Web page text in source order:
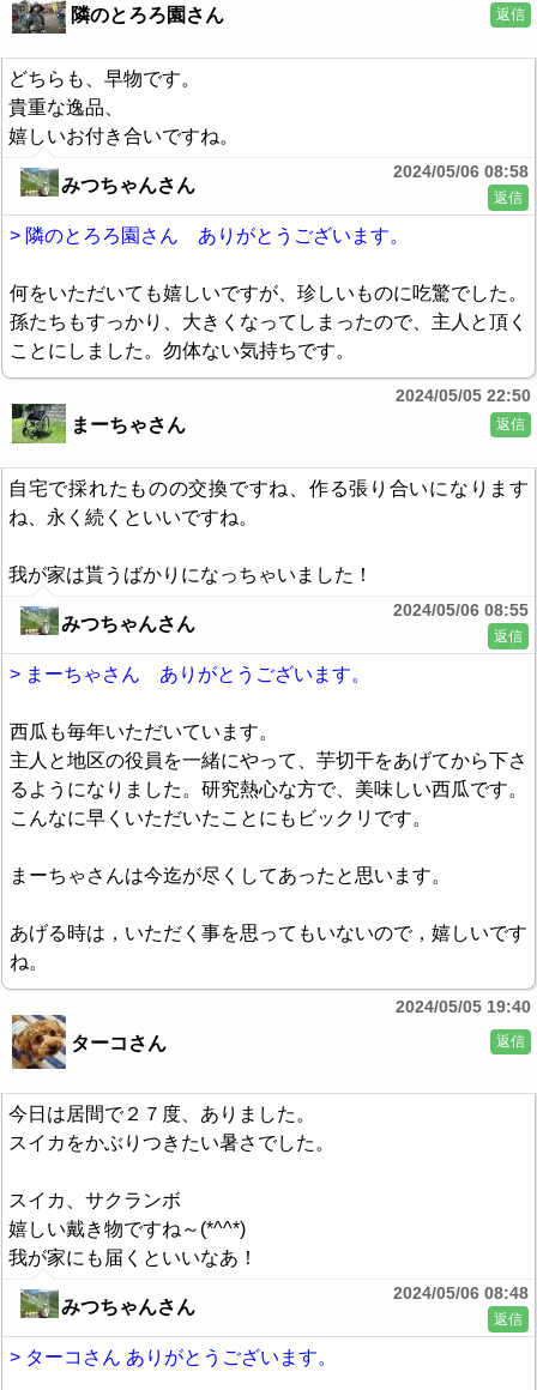
隣のとろろ園さん 返信
どちらも、早物です。
貴重な逸品、
嬉しいお付き合いですね。
みつちゃんさん
2024/05/06 08:58
返信
> 隣のとろろ園さん ありがとうございます。
何をいただいても嬉しいですが、珍しいものに吃驚でした。
孫たちもすっかり、大きくなってしまったので、主人と頂く
ことにしました。勿体ない気持ちです。
まーちゃさん
2024/05/05 22:50
返信
自宅で採れたものの交換ですね、作る張り合いになります
ね、永く続くといいですね。
我が家は貰うばかりになっちゃいました！
みつちゃんさん
2024/05/06 08:55
返信
> まーちゃさん ありがとうございます。
西瓜も毎年いただいています。
主人と地区の役員を一緒にやって、芋切干をあげてから下さ
るようになりました。研究熱心な方で、美味しい西瓜です。
こんなに早くいただいたことにもビックリです。
まーちゃさんは今迄が尽くしてあったと思います。
あげる時は，いただく事を思ってもいないので，嬉しいです
ね。
ターコさん
2024/05/05 19:40
返信
今日は居間で２７度、ありました。
スイカをかぶりつきたい暑さでした。
スイカ、サクランボ
嬉しい戴き物ですね～(*^^*)
我が家にも届くといいなあ！
みつちゃんさん
2024/05/06 08:48
返信
> ターコさん ありがとうございます。